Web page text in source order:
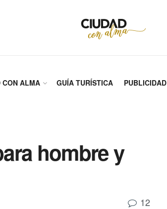
CON ALMA GUÍA TURÍSTICA PUBLICIDAD
hombre y
12